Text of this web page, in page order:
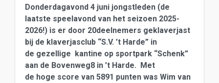
​Donderdagavond 4 juni jongstleden (de
laatste speelavond van het seizoen 2025-
2026!) is er door 20deelnemers geklaverjast
bij de klaverjasclub “S.V. ’t Harde” in
de gezellige kantine op sportpark “Schenk”
aan de Bovenweg8 in ’t Harde. ​Met
de hoge score van 5891 punten was Wim van